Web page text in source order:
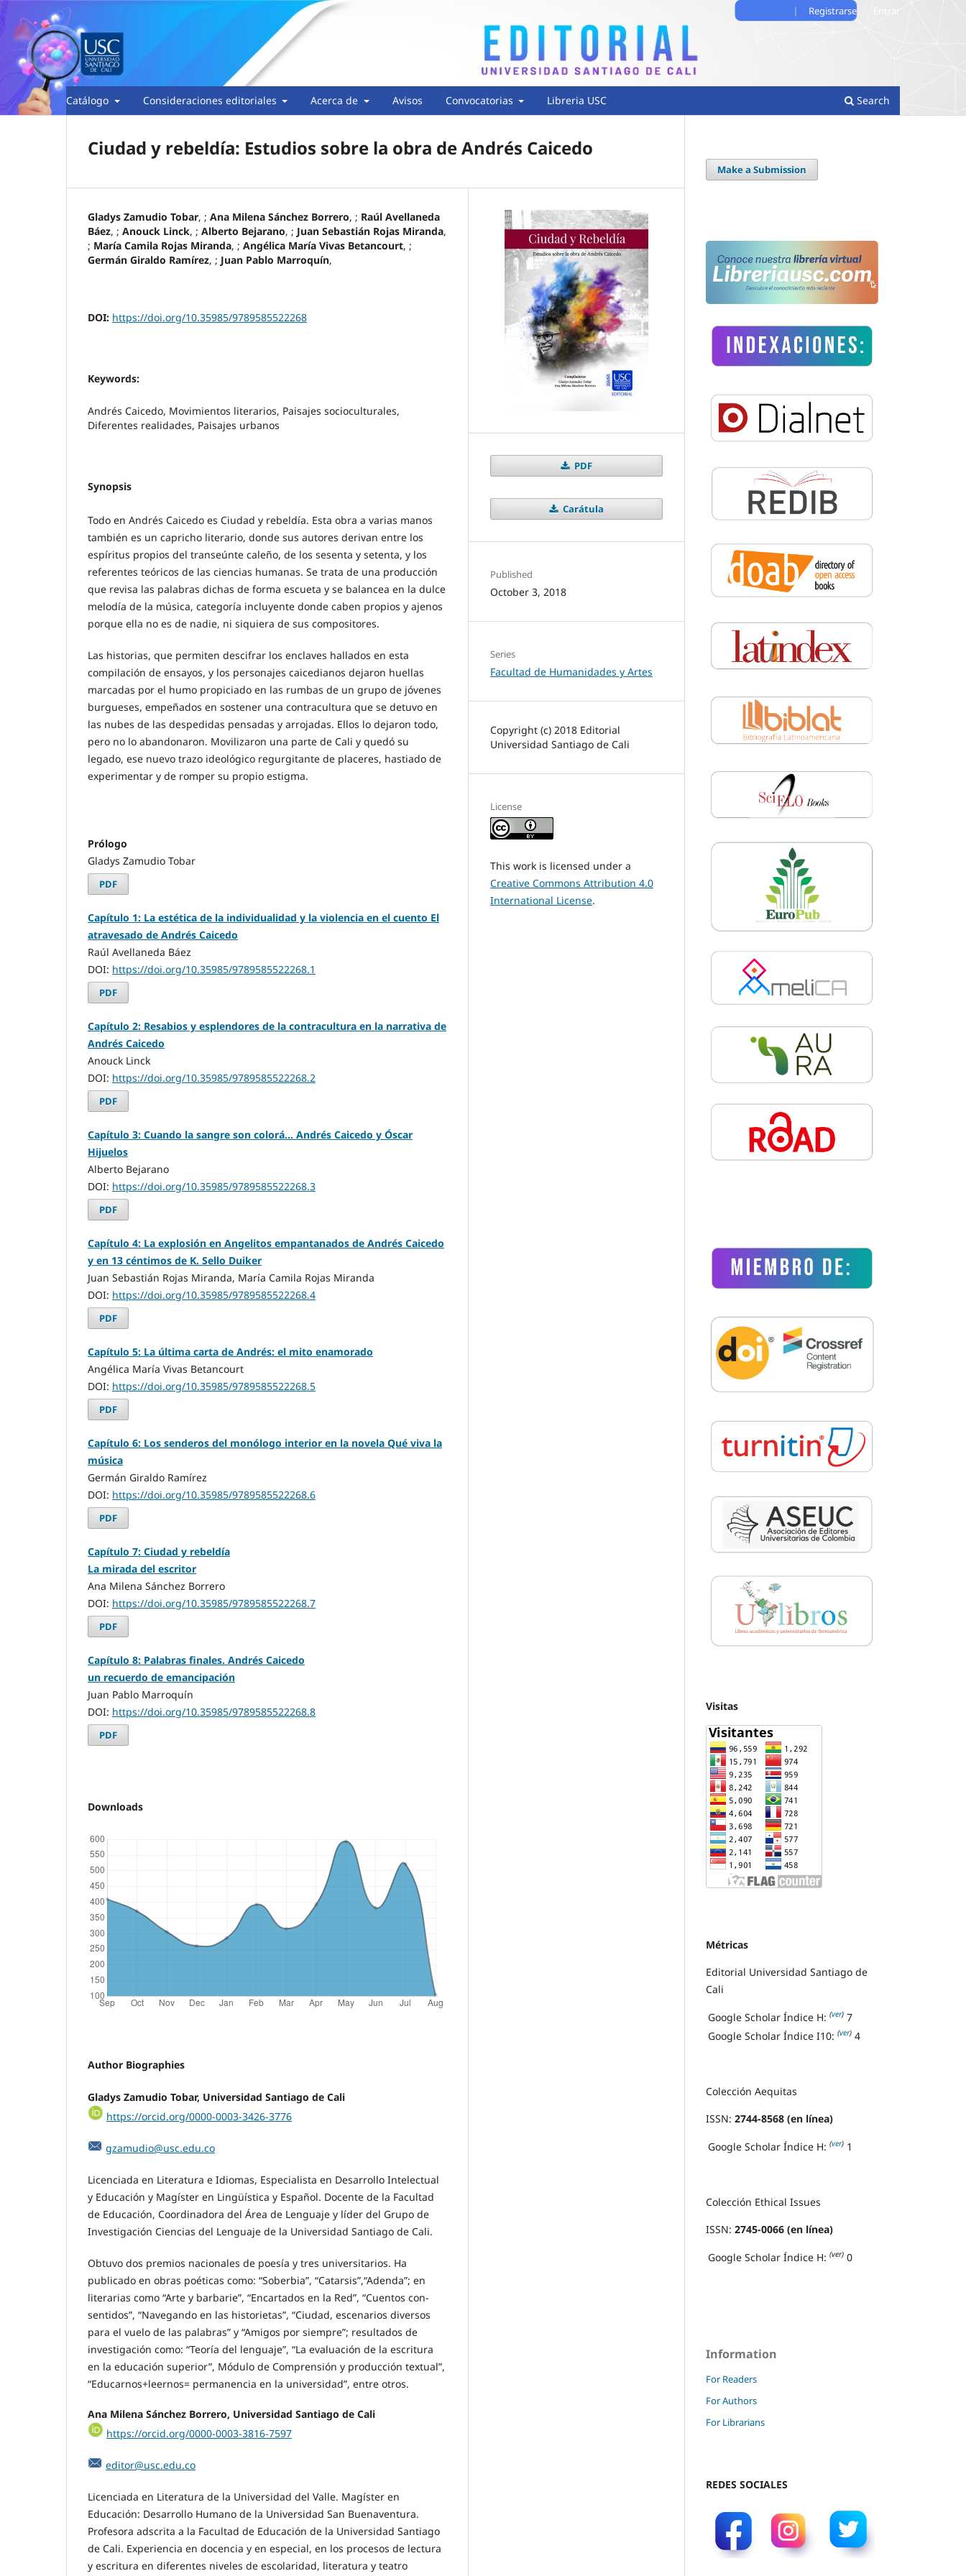
Catálogo Consideraciones editoriales Acerca de Avisos Convocatorias Libreria USC Search
Registrarse
Ciudad y rebeldía: Estudios sobre la obra de Andrés Caicedo
Gladys Zamudio Tobar, ; Ana Milena Sánchez Borrero, ; Raúl Avellaneda
Báez, ; Anouck Linck, ; Alberto Bejarano, ; Juan Sebastián Rojas Miranda,
; María Camila Rojas Miranda, ; Angélica María Vivas Betancourt, ;
Germán Giraldo Ramírez, ; Juan Pablo Marroquín,
DOI: https://doi.org/10.35985/9789585522268
Keywords:
Andrés Caicedo, Movimientos literarios, Paisajes socioculturales,
Diferentes realidades, Paisajes urbanos
Synopsis
Todo en Andrés Caicedo es Ciudad y rebeldía. Esta obra a varias manos
también es un capricho literario, donde sus autores derivan entre los
espíritus propios del transeúnte caleño, de los sesenta y setenta, y los
referentes teóricos de las ciencias humanas. Se trata de una producción
que revisa las palabras dichas de forma escueta y se balancea en la dulce
melodía de la música, categoría incluyente donde caben propios y ajenos
porque ella no es de nadie, ni siquiera de sus compositores.
Las historias, que permiten descifrar los enclaves hallados en esta
compilación de ensayos, y los personajes caicedianos dejaron huellas
marcadas por el humo propiciado en las rumbas de un grupo de jóvenes
burgueses, empeñados en sostener una contracultura que se detuvo en
las nubes de las despedidas pensadas y arrojadas. Ellos lo dejaron todo,
pero no lo abandonaron. Movilizaron una parte de Cali y quedó su
legado, ese nuevo trazo ideológico regurgitante de placeres, hastiado de
experimentar y de romper su propio estigma.
Prólogo
Gladys Zamudio Tobar
PDF
Capítulo 1: La estética de la individualidad y la violencia en el cuento El
atravesado de Andrés Caicedo
Raúl Avellaneda Báez
DOI: https://doi.org/10.35985/9789585522268.1
PDF
Capítulo 2: Resabios y esplendores de la contracultura en la narrativa de
Andrés Caicedo
Anouck Linck
DOI: https://doi.org/10.35985/9789585522268.2
PDF
Capítulo 3: Cuando la sangre son colorá... Andrés Caicedo y Óscar
Hijuelos
Alberto Bejarano
DOI: https://doi.org/10.35985/9789585522268.3
PDF
Capítulo 4: La explosión en Angelitos empantanados de Andrés Caicedo
y en 13 céntimos de K. Sello Duiker
Juan Sebastián Rojas Miranda, María Camila Rojas Miranda
DOI: https://doi.org/10.35985/9789585522268.4
PDF
Capítulo 5: La última carta de Andrés: el mito enamorado
Angélica María Vivas Betancourt
DOI: https://doi.org/10.35985/9789585522268.5
PDF
Capítulo 6: Los senderos del monólogo interior en la novela Qué viva la
música
Germán Giraldo Ramírez
DOI: https://doi.org/10.35985/9789585522268.6
PDF
Capítulo 7: Ciudad y rebeldía
La mirada del escritor
Ana Milena Sánchez Borrero
DOI: https://doi.org/10.35985/9789585522268.7
PDF
Capítulo 8: Palabras finales. Andrés Caicedo
un recuerdo de emancipación
Juan Pablo Marroquín
DOI: https://doi.org/10.35985/9789585522268.8
PDF
Downloads
Author Biographies
Gladys Zamudio Tobar, Universidad Santiago de Cali
https://orcid.org/0000-0003-3426-3776
gzamudio@usc.edu.co
Licenciada en Literatura e Idiomas, Especialista en Desarrollo Intelectual
y Educación y Magíster en Lingüística y Español. Docente de la Facultad
de Educación, Coordinadora del Área de Lenguaje y líder del Grupo de
Investigación Ciencias del Lenguaje de la Universidad Santiago de Cali.
Obtuvo dos premios nacionales de poesía y tres universitarios. Ha
publicado en obras poéticas como: “Soberbia”, “Catarsis”,“Adenda”; en
literarias como “Arte y barbarie”, “Encartados en la Red”, “Cuentos con-
sentidos”, “Navegando en las historietas”, “Ciudad, escenarios diversos
para el vuelo de las palabras” y “Amigos por siempre”; resultados de
investigación como: “Teoría del lenguaje”, “La evaluación de la escritura
en la educación superior”, Módulo de Comprensión y producción textual”,
“Educarnos+leernos= permanencia en la universidad”, entre otros.
Ana Milena Sánchez Borrero, Universidad Santiago de Cali
https://orcid.org/0000-0003-3816-7597
editor@usc.edu.co
Licenciada en Literatura de la Universidad del Valle. Magíster en
Educación: Desarrollo Humano de la Universidad San Buenaventura.
Profesora adscrita a la Facultad de Educación de la Universidad Santiago
de Cali. Experiencia en docencia y en especial, en los procesos de lectura
y escritura en diferentes niveles de escolaridad, literatura y teatro
PDF
Carátula
Published
October 3, 2018
Series
Facultad de Humanidades y Artes
Copyright (c) 2018 Editorial
Universidad Santiago de Cali
License
This work is licensed under a
Creative Commons Attribution 4.0
International License.
Make a Submission
Visitas
Métricas
Editorial Universidad Santiago de
Cali
Google Scholar Índice H: (ver) 7
Google Scholar Índice I10: (ver) 4
Colección Aequitas
ISSN: 2744-8568 (en línea)
Google Scholar Índice H: (ver) 1
Colección Ethical Issues
ISSN: 2745-0066 (en línea)
Google Scholar Índice H: (ver) 0
Information
For Readers
For Authors
For Librarians
REDES SOCIALES